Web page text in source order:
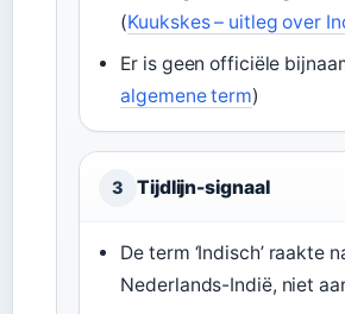
(Kuukskes – uitleg over
Er is geen officiële
algemene term)
3 Tijdlijn-signaal
De term ‘Indisch’ raakte
Nederlands-Indië, niet